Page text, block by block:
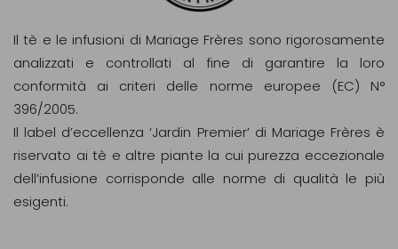
Il tè e le infusioni di Mariage Frères sono rigorosamente
analizzati e controllati al fine di garantire la loro
conformità ai criteri delle norme europee (EC) N°
396/2005.
Il label d’eccellenza ‘Jardin Premier’ di Mariage Frères è
riservato ai tè e altre piante la cui purezza eccezionale
dell’infusione corrisponde alle norme di qualità le più
esigenti.